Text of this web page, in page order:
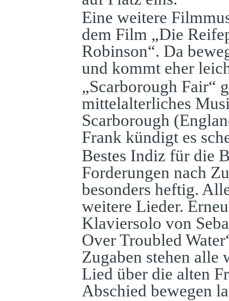
Eine weitere
dem Film „Die
Robinson“. Da
und kommt eher
„Scarborough Fair“
mittelalterliches
Scarborough
Frank kündigt es
Bestes Indiz für die
Forderungen nach
besonders heftig.
weitere Lieder.
Klaviersolo von
Over Troubled
Zugaben stehen alle
Lied über die alten
Abschied bewegen